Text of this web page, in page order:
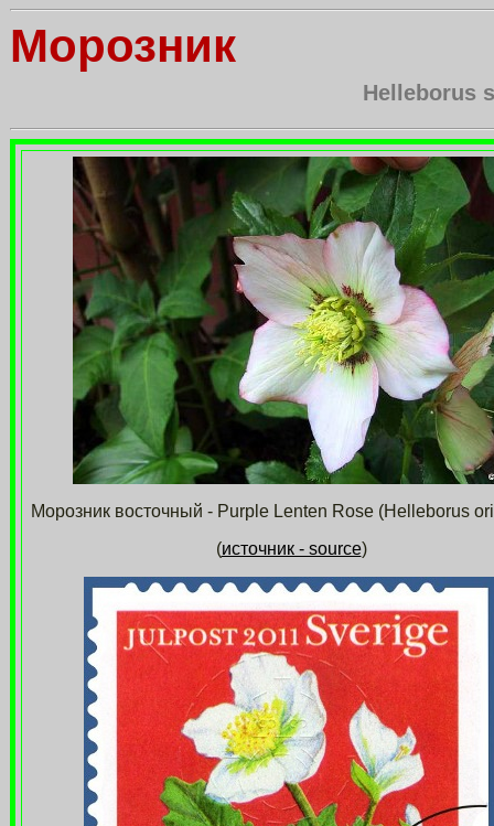
Морозник
Helleborus
Морозник восточный - Purple Lenten Rose (Helleborus
(источник - source)